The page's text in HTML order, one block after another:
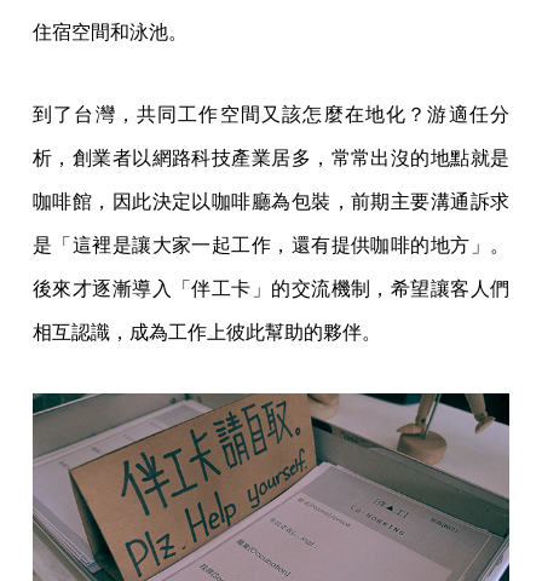
住宿空間和泳池。
到了台灣，共同工作空間又該怎麼在地化？游適任分
析，創業者以網路科技產業居多，常常出沒的地點就是
咖啡館，因此決定以咖啡廳為包裝，前期主要溝通訴求
是「這裡是讓大家一起工作，還有提供咖啡的地方」。
後來才逐漸導入「伴工卡」的交流機制，希望讓客人們
相互認識，成為工作上彼此幫助的夥伴。